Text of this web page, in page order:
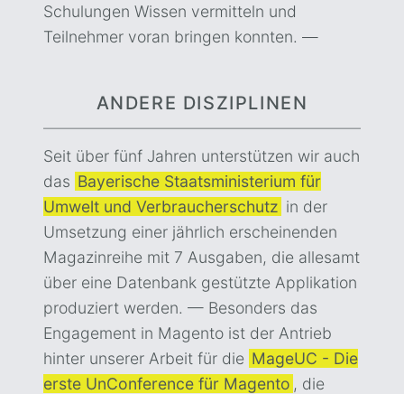
Schulungen Wissen vermitteln und
Teilnehmer voran bringen konnten. —
ANDERE DISZIPLINEN
Seit über fünf Jahren unterstützen wir auch
das Bayerische Staatsministerium für
Umwelt und Verbraucherschutz in der
Umsetzung einer jährlich erscheinenden
Magazinreihe mit 7 Ausgaben, die allesamt
über eine Datenbank gestützte Applikation
produziert werden. — Besonders das
Engagement in Magento ist der Antrieb
hinter unserer Arbeit für die MageUC - Die
erste UnConference für Magento , die